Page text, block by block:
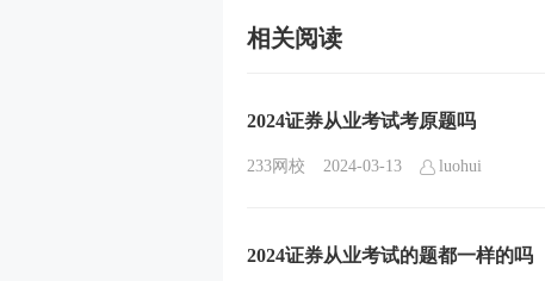
相关阅读
2024证券从业考试考原题吗
233网校 2024-03-13 luohui
2024证券从业考试的题都一样的吗